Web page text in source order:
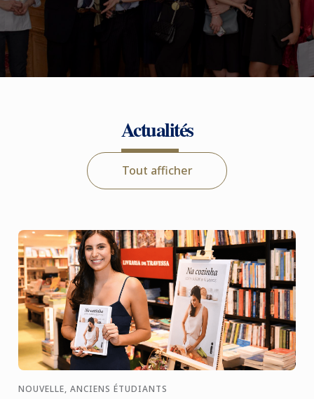
Actualités
Tout afficher
NOUVELLE, ANCIENS ÉTUDIANTS